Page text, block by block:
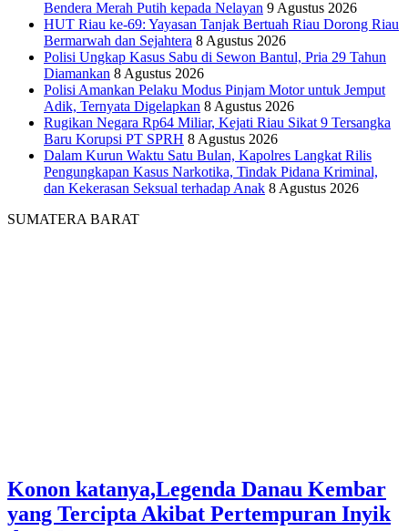
Bendera Merah Putih kepada Nelayan 9 Agustus 2026
HUT Riau ke-69: Yayasan Tanjak Bertuah Riau Dorong Riau
Bermarwah dan Sejahtera 8 Agustus 2026
Polisi Ungkap Kasus Sabu di Sewon Bantul, Pria 29 Tahun
Diamankan 8 Agustus 2026
Polisi Amankan Pelaku Modus Pinjam Motor untuk Jemput
Adik, Ternyata Digelapkan 8 Agustus 2026
Rugikan Negara Rp64 Miliar, Kejati Riau Sikat 9 Tersangka
Baru Korupsi PT SPRH 8 Agustus 2026
Dalam Kurun Waktu Satu Bulan, Kapolres Langkat Rilis
Pengungkapan Kasus Narkotika, Tindak Pidana Kriminal,
dan Kekerasan Seksual terhadap Anak 8 Agustus 2026
SUMATERA BARAT
Konon katanya,Legenda Danau Kembar
yang Tercipta Akibat Pertempuran Inyik